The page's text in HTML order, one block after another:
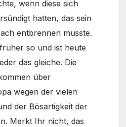
wenn diese sich
hatten, das sein
entbrennen musste.
so und ist heute
das gleiche. Die
über
wegen der vielen
der Bösartigkeit der
Merkt Ihr nicht, das